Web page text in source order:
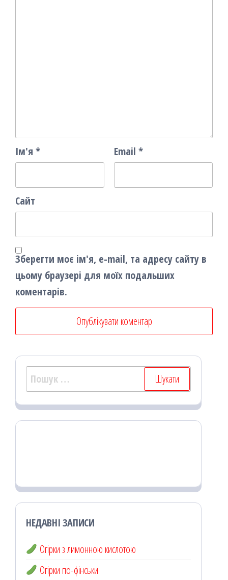
Ім'я * Email *
Сайт
Зберегти моє ім'я, e-mail, та адресу сайту в
цьому браузері для моїх подальших
коментарів.
Пошук:
НЕДАВНІ ЗАПИСИ
Огірки з лимонною кислотою
Огірки по-фінськи